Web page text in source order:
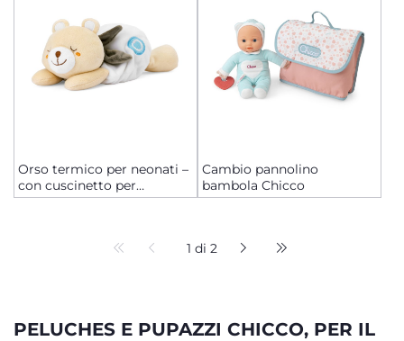
Orso termico per neonati –
con cuscinetto per
microonde incluso
Cambio pannolino
bambola Chicco
1 di 2
PELUCHES E PUPAZZI CHICCO, PER IL